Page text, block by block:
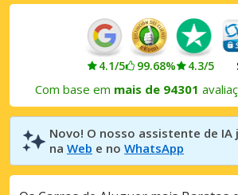
4.1/5 99.68% 4.3/5
Com base em mais de 94301
Novo! O nosso assistente de IA
na Web e no WhatsApp